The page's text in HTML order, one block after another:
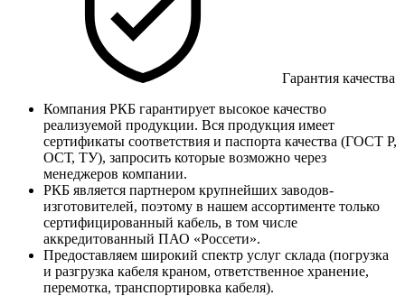
Гарантия качества
Компания РКБ гарантирует высокое качество
реализуемой продукции. Вся продукция имеет
сертификаты соответствия и паспорта качества (ГОСТ Р,
ОСТ, ТУ), запросить которые возможно через
менеджеров компании.
РКБ является партнером крупнейших заводов-
изготовителей, поэтому в нашем ассортименте только
сертифицированный кабель, в том числе
аккредитованный ПАО «Россети».
Предоставляем широкий спектр услуг склада (погрузка
и разгрузка кабеля краном, ответственное хранение,
перемотка, транспортировка кабеля).